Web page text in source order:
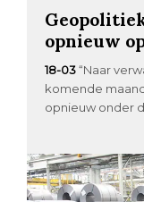
opnieuw
18-03 “Naar
komende
opnieuw onder